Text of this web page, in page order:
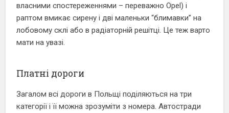
власними спостереженнями – переважно Opel) і
раптом вмикає сирену і дві маленьки “блимавки” на
лобовому склі або в радіаторній решітці. Це теж варто
мати на увазі.
Платні дороги
Загалом всі дороги в Польщі поділяються на три
категорії і її можна зрозуміти з номера. Автостради